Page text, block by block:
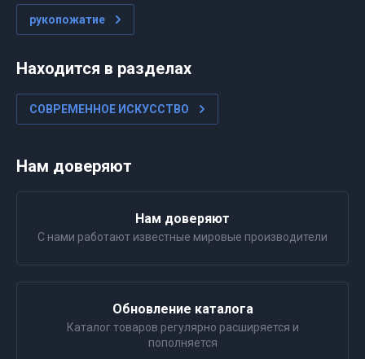
рукопожатие
Находится в разделах
СОВРЕМЕННОЕ ИСКУССТВО
Нам доверяют
Нам доверяют
С нами работают известные мировые производители
Обновление каталога
Каталог товаров регулярно расширяется и
пополняется